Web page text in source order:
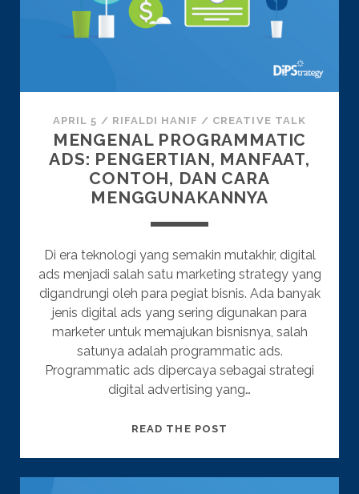
APRIL 5 / RIFALDI HANIF / CREATIVE TALK
MENGENAL PROGRAMMATIC
ADS: PENGERTIAN, MANFAAT,
CONTOH, DAN CARA
MENGGUNAKANNYA
Di era teknologi yang semakin mutakhir, digital
ads menjadi salah satu marketing strategy yang
digandrungi oleh para pegiat bisnis. Ada banyak
jenis digital ads yang sering digunakan para
marketer untuk memajukan bisnisnya, salah
satunya adalah programmatic ads.
Programmatic ads dipercaya sebagai strategi
digital advertising yang…
READ THE POST